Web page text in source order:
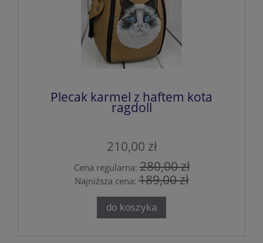
Plecak karmel z haftem kota
ragdoll
210,00 zł
Cena regularna:280,00 zł
Najniższa cena: 189,00 zł
do koszyka